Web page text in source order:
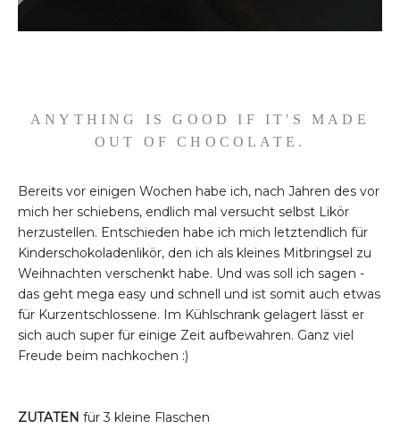
ANYTHING IS GOOD IF IT'S MADE
OUT OF CHOCOLATE.
Bereits vor einigen Wochen habe ich, nach Jahren des vor
mich her schiebens, endlich mal versucht selbst Likör
herzustellen. Entschieden habe ich mich letztendlich für
Kinderschokoladenlikör, den ich als kleines Mitbringsel zu
Weihnachten verschenkt habe. Und was soll ich sagen -
das geht mega easy und schnell und ist somit auch etwas
für Kurzentschlossene. Im Kühlschrank gelagert lässt er
sich auch super für einige Zeit aufbewahren. Ganz viel
Freude beim nachkochen :)
ZUTATEN für 3 kleine Flaschen